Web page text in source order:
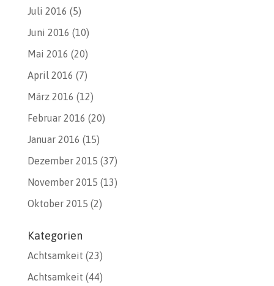
Juli 2016 (5)
Juni 2016 (10)
Mai 2016 (20)
April 2016 (7)
März 2016 (12)
Februar 2016 (20)
Januar 2016 (15)
Dezember 2015 (37)
November 2015 (13)
Oktober 2015 (2)
Kategorien
Achtsamkeit (23)
Achtsamkeit (44)